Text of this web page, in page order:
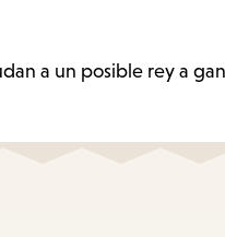
a un posible rey a